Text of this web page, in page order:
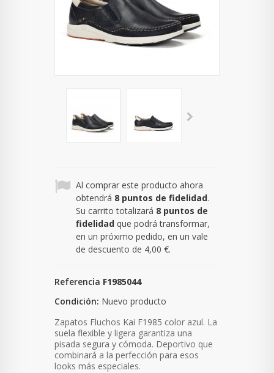
Al comprar este producto ahora
obtendrá 8 puntos de fidelidad.
Su carrito totalizará 8 puntos de
fidelidad que podrá transformar,
en un próximo pedido, en un vale
de descuento de 4,00 €.
Referencia F1985044
Condición: Nuevo producto
Zapatos Fluchos Kai F1985 color azul. La
suela flexible y ligera garantiza una
pisada segura y cómoda. Deportivo que
combinará a la perfección para esos
looks más especiales.